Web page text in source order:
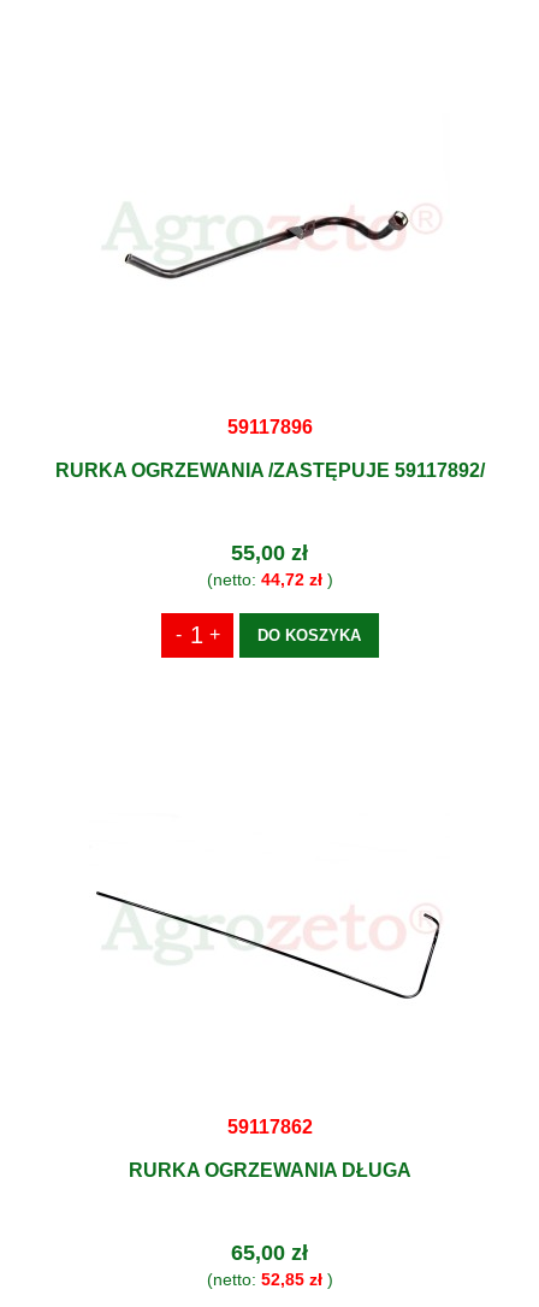
59117896
RURKA OGRZEWANIA /ZASTĘPUJE 59117892/
55,00 zł
(netto: 44,72 zł)
DO KOSZYKA
59117862
RURKA OGRZEWANIA DŁUGA
65,00 zł
(netto: 52,85 zł)